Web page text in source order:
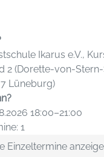
Ikarus e.V.,
2 (Dorette-von-Stern-
Lüneburg)
18:00–21:00
1
Einzeltermine